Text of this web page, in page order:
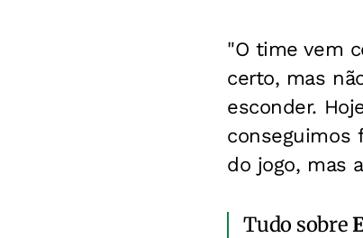
"O time vem
certo, mas
esconder.
conseguimos
do jogo, mas
Tudo sobre